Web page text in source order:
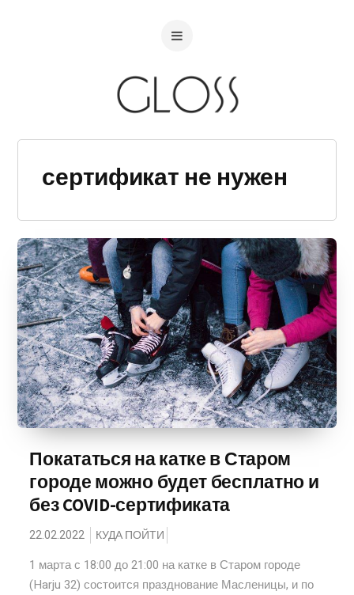
сертификат не нужен
Покататься на катке в Старом
городе можно будет бесплатно и
без COVID-сертификата
22.02.2022 КУДА ПОЙТИ
1 марта с 18:00 до 21:00 на катке в Старом городе
(Harju 32) состоится празднование Масленицы, и по